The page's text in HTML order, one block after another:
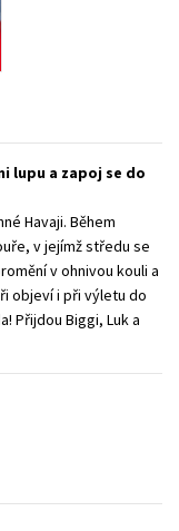
lupu a zapoj se do
Havaji. Během
v jejímž středu se
v ohnivou kouli a
objeví i při výletu do
Přijdou Biggi, Luk a